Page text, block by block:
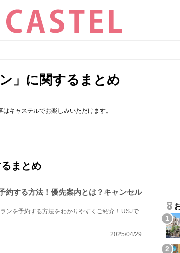
」に関するまとめ
キャステルでお楽しみいただけます。
まとめ
約する方法！優先案内とは？キャンセル
ユニバーサルスタジオジャパン（USJ）のレストランを予約する方法をわかりやすくご紹介！USJでは、2つの...
2025/04/29